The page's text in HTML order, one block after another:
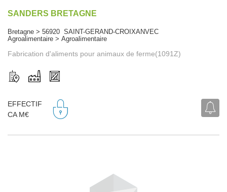
SANDERS BRETAGNE
Bretagne > 56920 SAINT-GERAND-CROIXANVEC
Agroalimentaire > Agroalimentaire
Fabrication d'aliments pour animaux de ferme(1091Z)
EFFECTIF
CA M€